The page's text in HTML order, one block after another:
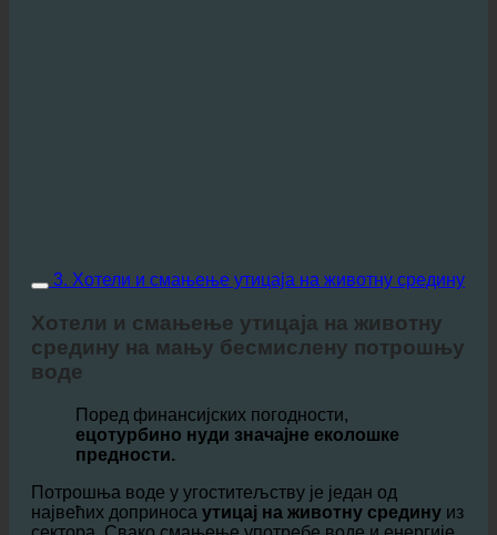
3. Хотели и смањење утицаја на животну средину
Хотели и смањење утицаја на животну
воде
Поред финансијских погодности,
ецотурбино нуди значајне еколошке
предности.